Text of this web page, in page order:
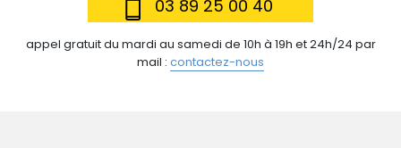
03 89 25 00 40
appel gratuit du mardi au samedi de 10h à 19h et 24h/24 par
mail : contactez-nous